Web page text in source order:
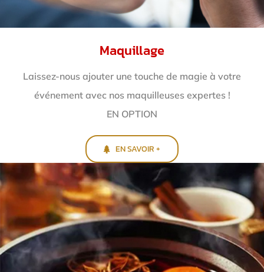
Maquillage
Laissez-nous ajouter une touche de magie à votre
événement avec nos maquilleuses expertes !
EN OPTION
EN SAVOIR +